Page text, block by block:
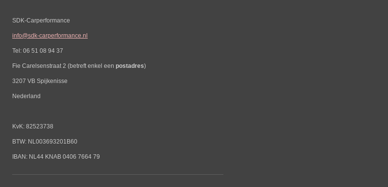
SDK-Carperformance
info@sdk-carperformance.nl
Tel: 06 51 08 94 37
Fie Carelsenstraat 2 (betreft enkel een postadres)
3207 VB Spijkenisse
Nederland
KvK: 82523738
BTW: NL003693201B60
IBAN: NL44 KNAB 0406 7664 79